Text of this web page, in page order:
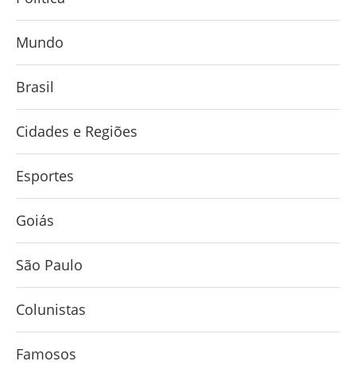
Mundo
Brasil
Cidades e Regiões
Esportes
Goiás
São Paulo
Colunistas
Famosos